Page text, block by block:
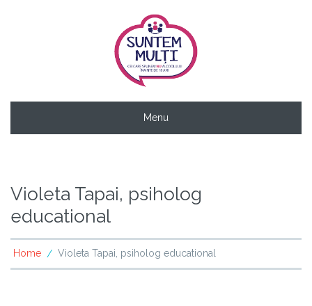
Menu
Violeta Tapai, psiholog
educational
Home / Violeta Tapai, psiholog educational